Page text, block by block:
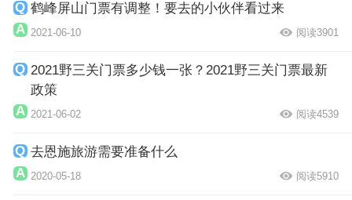
鹤峰屏山门票有调整！要去的小伙伴看过来
2021-06-10 阅读3901
2021野三关门票多少钱一张？2021野三关门票最新
政策
2021-06-02 阅读4539
去恩施旅游需要准备什么
2020-05-18 阅读5910